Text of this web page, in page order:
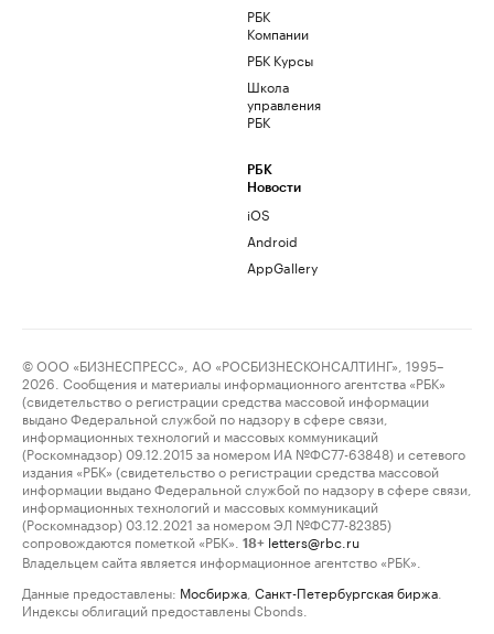
РБК
Компании
РБК Курсы
Школа
управления
РБК
РБК
Новости
iOS
Android
AppGallery
© ООО «БИЗНЕСПРЕСС», АО «РОСБИЗНЕСКОНСАЛТИНГ», 1995–
2026. Сообщения и материалы информационного агентства «РБК»
(свидетельство о регистрации средства массовой информации
выдано Федеральной службой по надзору в сфере связи,
информационных технологий и массовых коммуникаций
(Роскомнадзор) 09.12.2015 за номером ИА №ФС77-63848) и сетевого
издания «РБК» (свидетельство о регистрации средства массовой
информации выдано Федеральной службой по надзору в сфере связи,
информационных технологий и массовых коммуникаций
(Роскомнадзор) 03.12.2021 за номером ЭЛ №ФС77-82385)
сопровождаются пометкой «РБК».
18+ letters@rbc.ru
Владельцем сайта является информационное агентство «РБК».
Данные предоставлены: Мосбиржа Санкт-Петербургская биржа
Индексы облигаций предоставлены Cbonds.